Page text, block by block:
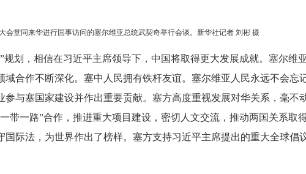
会堂同来华进行国事访问的塞尔维亚总统武契奇举行会谈。新华社记者 刘彬 摄
划，相信在习近平主席领导下，中国将取得更大发展成就。塞尔维
合作不断深化。塞中人民拥有铁杆友谊。塞尔维亚人民永远不会忘
与塞国家建设并作出重要贡献。塞方高度重视发展对华关系，毫不
带一路”合作，推进重大项目建设，密切人文交流，推动两国关系取
际法，为世界作出了榜样。塞方支持习近平主席提出的重大全球倡